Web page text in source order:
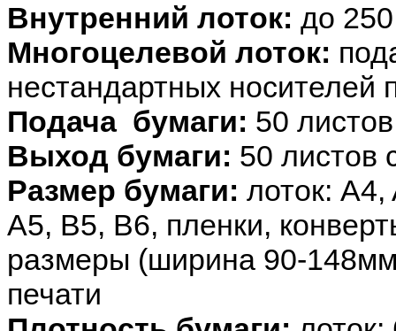
Внутренний лоток: до
Многоцелевой лоток:
нестандартных носителей
Подача бумаги: 50
Выход бумаги: 50 листов
Размер бумаги: лоток:
A5, B5, B6, пленки,
размеры (ширина 90-
печати